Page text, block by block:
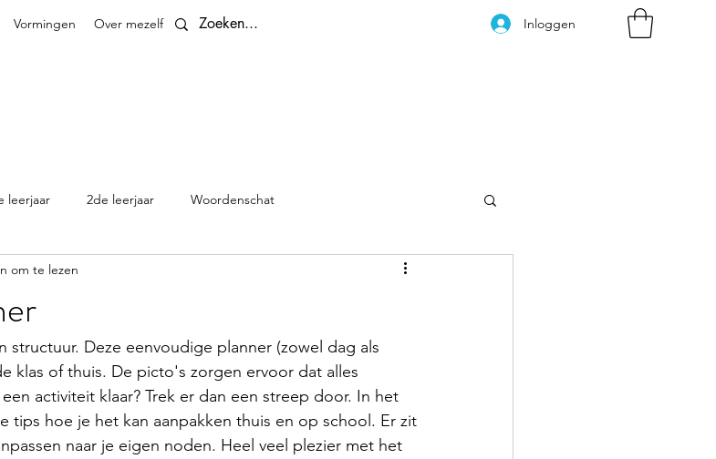
Vormingen Over mezelf Contact Inloggen
leerjaar 2de leerjaar Woordenschat
planningen
om te lezen
structuur. Deze eenvoudige planner (zowel dag als
klas of thuis. De picto's zorgen ervoor dat alles
activiteit klaar? Trek er dan een streep door. In het
tips hoe je het kan aanpakken thuis en op school. Er zit
naar je eigen noden. Heel veel plezier met het